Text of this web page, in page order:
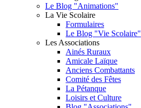
Le Blog "Animations"
La Vie Scolaire
Formulaires
Le Blog "Vie Scolaire"
Les Associations
Ainés Ruraux
Amicale Laïque
Anciens Combattants
Comité des Fêtes
La Pétanque
Loisirs et Culture